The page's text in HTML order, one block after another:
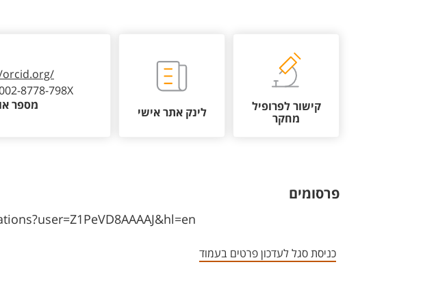
קישור לפרופיל
מחקר
לינק אתר אישי
8778-798X
מספר
פרסומים
כניסת סגל לעדכון פרטים בעמוד